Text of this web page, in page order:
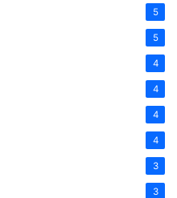
5
5
4
4
4
4
3
3